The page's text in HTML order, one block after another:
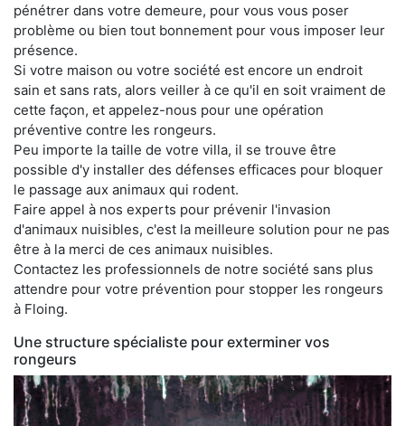
pénétrer dans votre demeure, pour vous vous poser
problème ou bien tout bonnement pour vous imposer leur
présence.
Si votre maison ou votre société est encore un endroit
sain et sans rats, alors veiller à ce qu'il en soit vraiment de
cette façon, et appelez-nous pour une opération
préventive contre les rongeurs.
Peu importe la taille de votre villa, il se trouve être
possible d'y installer des défenses efficaces pour bloquer
le passage aux animaux qui rodent.
Faire appel à nos experts pour prévenir l'invasion
d'animaux nuisibles, c'est la meilleure solution pour ne pas
être à la merci de ces animaux nuisibles.
Contactez les professionnels de notre société sans plus
attendre pour votre prévention pour stopper les rongeurs
à Floing.
Une structure spécialiste pour exterminer vos
rongeurs